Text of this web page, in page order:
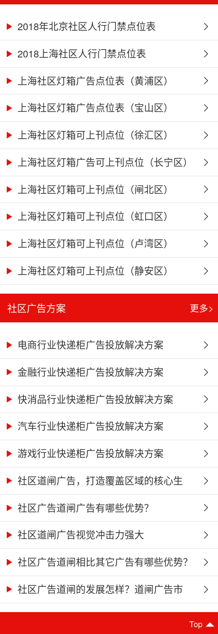
2018年北京社区人行门禁点位表
2018上海社区人行门禁点位表
上海社区灯箱广告点位表（黄浦区）
上海社区灯箱广告点位表（宝山区）
上海社区灯箱可上刊点位（徐汇区）
上海社区灯箱广告可上刊点位（长宁区）
上海社区灯箱可上刊点位（闸北区）
上海社区灯箱可上刊点位（虹口区）
上海社区灯箱可上刊点位（卢湾区）
上海社区灯箱可上刊点位（静安区）
社区广告方案 更多>
电商行业快递柜广告投放解决方案
金融行业快递柜广告投放解决方案
快消品行业快递柜广告投放解决方案
汽车行业快递柜广告投放解决方案
游戏行业快递柜广告投放解决方案
社区道闸广告，打造覆盖区域的核心生
活...社区广告道闸广告有哪些优势？
社区道闸广告视觉冲击力强大
社区广告道闸相比其它广告有哪些优势？
社区广告道闸的发展怎样？道闸广告市
场...
Top